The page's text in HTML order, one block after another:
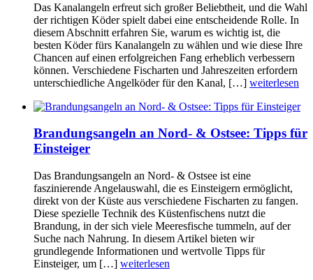
Das Kanalangeln erfreut sich großer Beliebtheit, und die Wahl
der richtigen Köder spielt dabei eine entscheidende Rolle. In
diesem Abschnitt erfahren Sie, warum es wichtig ist, die
besten Köder fürs Kanalangeln zu wählen und wie diese Ihre
Chancen auf einen erfolgreichen Fang erheblich verbessern
können. Verschiedene Fischarten und Jahreszeiten erfordern
unterschiedliche Angelköder für den Kanal, […] weiterlesen
Brandungsangeln an Nord- & Ostsee: Tipps für
Einsteiger
Das Brandungsangeln an Nord- & Ostsee ist eine
faszinierende Angelauswahl, die es Einsteigern ermöglicht,
direkt von der Küste aus verschiedene Fischarten zu fangen.
Diese spezielle Technik des Küstenfischens nutzt die
Brandung, in der sich viele Meeresfische tummeln, auf der
Suche nach Nahrung. In diesem Artikel bieten wir
grundlegende Informationen und wertvolle Tipps für
Einsteiger, um […] weiterlesen